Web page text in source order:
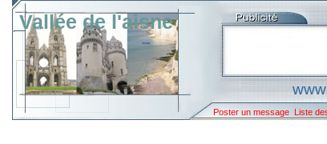
Vallée de l'aisne
Poster un message Liste